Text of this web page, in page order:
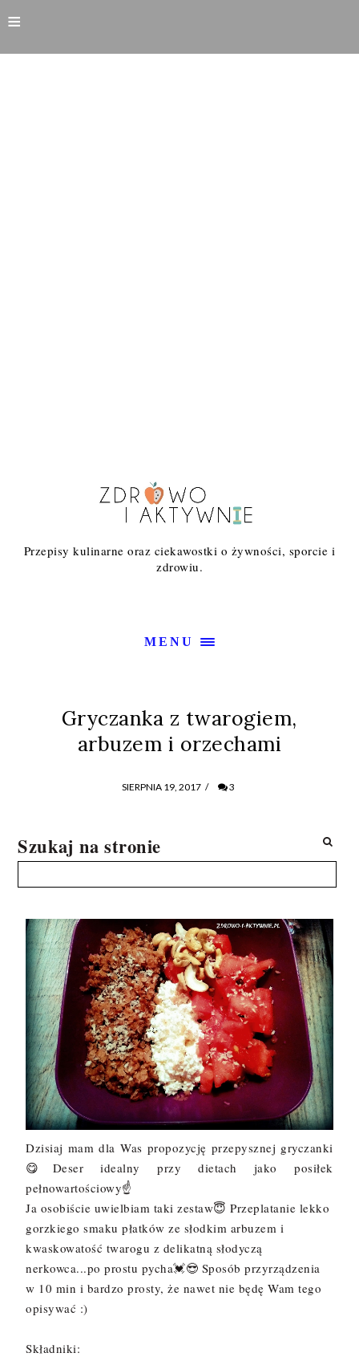
≡
Przepisy kulinarne oraz ciekawostki o żywności, sporcie i
zdrowiu.
MENU
Gryczanka z twarogiem,
arbuzem i orzechami
SIERPNIA 19, 2017 / 3
Szukaj na stronie
Dzisiaj mam dla Was propozycję przepysznej gryczanki
😋Deser idealny przy dietach jako posiłek
pełnowartościowy☝
Ja osobiście uwielbiam taki zestaw😇 Przeplatanie lekko
gorzkiego smaku płatków ze słodkim arbuzem i
kwaskowatość twarogu z delikatną słodyczą
nerkowca...po prostu pycha💓😎 Sposób przyrządzenia
w 10 min i bardzo prosty, że nawet nie będę Wam tego
opisywać :)
Składniki: